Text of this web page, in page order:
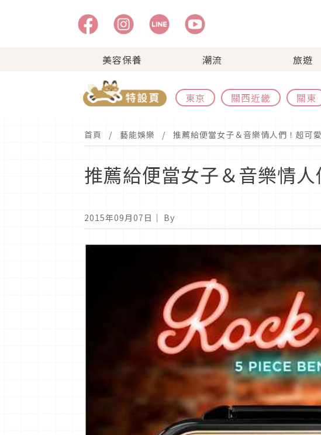
美容保養 潮流 旅遊
東京 關西近畿 關東
首頁 藝能娛樂 推薦給便當女子＆音樂情人們！超可
推薦給便當女子＆音樂情
2015年09月07日 ｜ By